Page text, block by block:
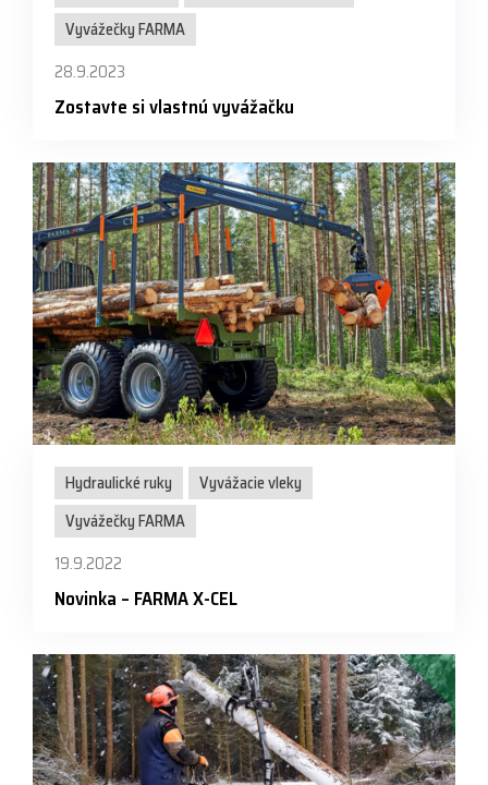
Vyvážečky FARMA
28.9.2023
Zostavte si vlastnú vyvážačku
Hydraulické ruky
Vyvážacie vleky
Vyvážečky FARMA
19.9.2022
Novinka – FARMA X-CEL